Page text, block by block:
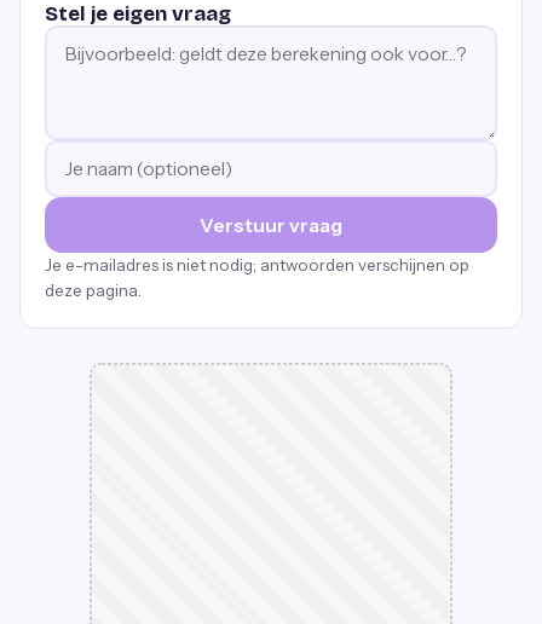
Stel je eigen vraag
Verstuur vraag
Je e-mailadres is niet nodig; antwoorden verschijnen op
deze pagina.